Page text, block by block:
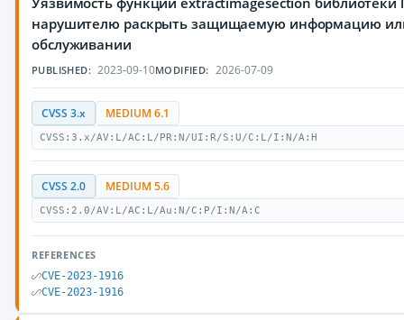
нарушителю раскрыть защищаемую информацию
обслуживании
PUBLISHED: 2023-09-10MODIFIED: 2026-07-09
CVSS 3.x MEDIUM 6.1
CVSS:3.x/AV:L/AC:L/PR:N/UI:R/S:U/C:L/I:N/A:H
CVSS 2.0 MEDIUM 5.6
CVSS:2.0/AV:L/AC:L/Au:N/C:P/I:N/A:C
REFERENCES
CVE-2023-1916
CVE-2023-1916